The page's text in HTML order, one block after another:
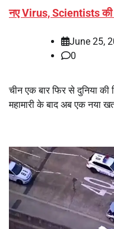
नए Virus, Scientists की
June 25,
0
चीन एक बार फिर से दुनिया की
महामारी के बाद अब एक नया